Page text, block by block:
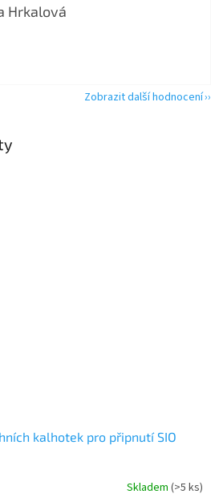
kalhotek pro připnutí SIO
Skladem (>5 ks)
Hrkalová
je 5 z 5 hvězdiček.
Zobrazit další hodnocení